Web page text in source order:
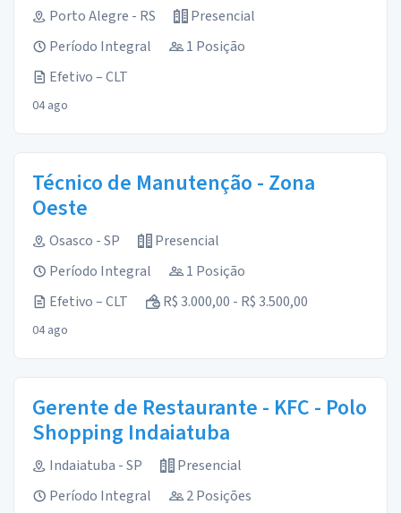
Porto Alegre - RS
Presencial
Período Integral
1 Posição
Efetivo – CLT
04 ago
Técnico de Manutenção - Zona
Oeste
Osasco - SP
Presencial
Período Integral
1 Posição
Efetivo – CLT
R$ 3.000,00 - R$ 3.500,00
04 ago
Gerente de Restaurante - KFC - Polo
Shopping Indaiatuba
Indaiatuba - SP
Presencial
Período Integral
2 Posições